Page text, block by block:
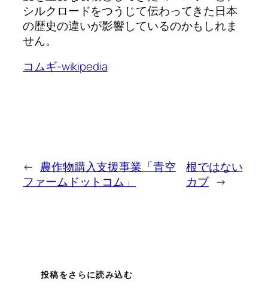
シルクロードをつうじて伝わってきた日本
の歴史の違いが影響しているのかもしれま
せん。
コムギ-wikipedia
← 農作物購入支援事業「青空
ファームドットコム」
根ではない
カブ →
投稿をさらに読み込む